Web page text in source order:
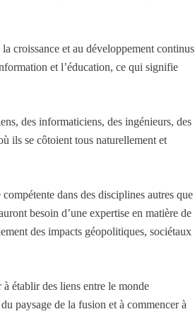
croissance et au développement continus
et l’éducation, ce qui signifie
des informaticiens, des ingénieurs, des
ils se côtoient tous naturellement et
dans des disciplines autres que
besoin d’une expertise en matière de
des impacts géopolitiques, sociétaux
établir des liens entre le monde
paysage de la fusion et à commencer à